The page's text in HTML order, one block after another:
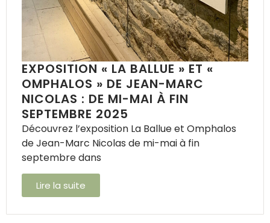
EXPOSITION « LA BALLUE » ET «
OMPHALOS » DE JEAN-MARC
NICOLAS : DE MI-MAI À FIN
SEPTEMBRE 2025
Découvrez l’exposition La Ballue et Omphalos
de Jean-Marc Nicolas de mi-mai à fin
septembre dans
Lire la suite